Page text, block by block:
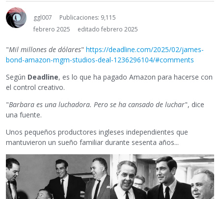
ggl007
Publicaciones: 9,115
febrero 2025
editado febrero 2025
"Mil millones de dólares" https://deadline.com/2025/02/james-
bond-amazon-mgm-studios-deal-1236296104/#comments
Según Deadline, es lo que ha pagado Amazon para hacerse con
el control creativo.
"Barbara es una luchadora. Pero se ha cansado de luchar", dice
una fuente.
Unos pequeños productores ingleses independientes que
mantuvieron un sueño familiar durante sesenta años...